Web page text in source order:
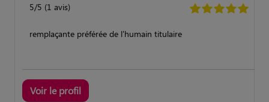
5/5 (1 avis)
remplaçante préférée de l'humain titulaire
Voir le profil